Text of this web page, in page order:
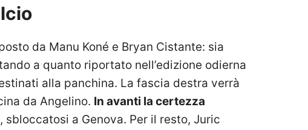
da Manu Koné e Bryan Cistante: sia
a quanto riportato nell’edizione odierna
alla panchina. La fascia destra verrà
da Angelino. In avanti la certezza
, sbloccatosi a Genova. Per il resto, Juric